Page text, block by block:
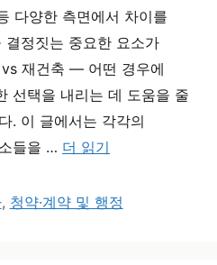
다양한 측면에서 차이를
결정짓는 중요한 요소가
재건축 — 어떤 경우에
선택을 내리는 데 도움을 줄
. 이 글에서는 각각의
들을 … 더 읽기
, 청약·계약 및 행정